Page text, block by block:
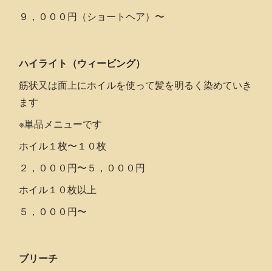
９，０００円（ショートヘア）〜
ハイライト（ウィービング）
筋状又は面上にホイルを使って髪を明るく染めていき
ます
※単品メニューです
ホイル１枚〜１０枚
２，０００円〜５，０００円
ホイル１０枚以上
５，０００円〜
ブリーチ